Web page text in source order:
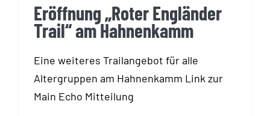
Eröffnung „Roter Engländer
Trail“ am Hahnenkamm
Eine weiteres Trailangebot für alle
Altergruppen am Hahnenkamm Link zur
Main Echo Mitteilung